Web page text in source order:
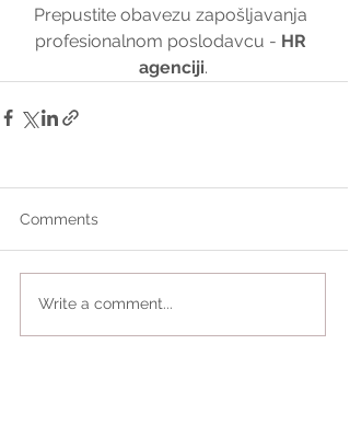
Prepustite obavezu zapošljavanja
profesionalnom poslodavcu - HR
agenciji.
Comments
Write a comment...